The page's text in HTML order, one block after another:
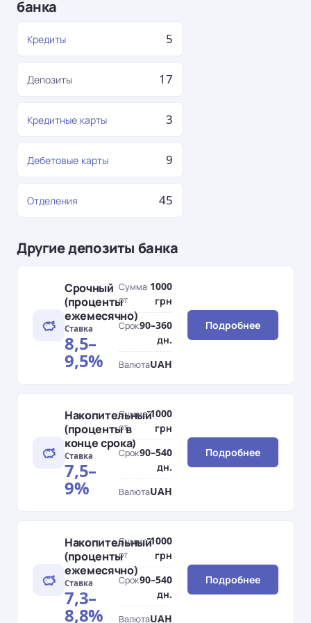
банка
Кредиты 5
Депозиты 17
Кредитные карты 3
Дебетовые карты 9
Отделения 45
Другие депозиты банка
Срочный
(проценты
ежемесячно)
Ставка
8,5–
9,5%
Сумма
от
1000
грн
Срок90–360
дн.
ВалютаUAH
Подробнее
Накопительный
(проценты в
конце срока)
Ставка
7,5–
9%
Сумма
от
1000
грн
Срок90–540
дн.
ВалютаUAH
Подробнее
Накопительный
(проценты
ежемесячно)
Ставка
7,3–
8,8%
Сумма
от
1000
грн
Срок90–540
дн.
ВалютаUAH
Подробнее